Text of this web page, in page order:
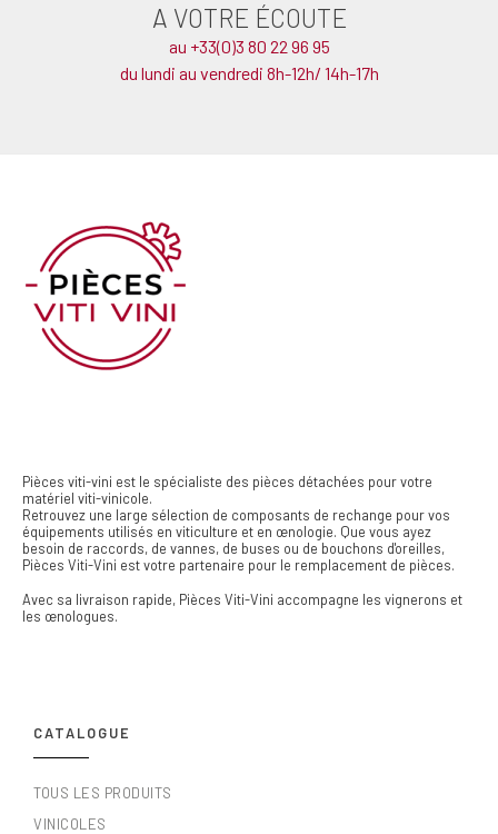
A VOTRE ÉCOUTE
au +33(0)3 80 22 96 95
du lundi au vendredi 8h-12h/ 14h-17h
Pièces viti-vini est le spécialiste des pièces détachées pour votre
matériel viti-vinicole.
Retrouvez une large sélection de composants de rechange pour vos
équipements utilisés en viticulture et en œnologie. Que vous ayez
besoin de raccords, de vannes, de buses ou de bouchons d'oreilles,
Pièces Viti-Vini est votre partenaire pour le remplacement de pièces.
Avec sa livraison rapide, Pièces Viti-Vini accompagne les vignerons et
les œnologues.
CATALOGUE
TOUS LES PRODUITS
VINICOLES